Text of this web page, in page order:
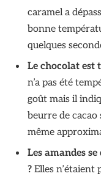
caramel a
bonne
quelques
Le chocolat est
n’a pas été
goût mais il
beurre de cacao
même
Les amandes
? Elles n’étaient